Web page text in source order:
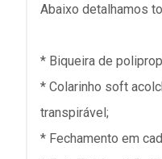
Abaixo detalhamos
* Biqueira de
* Colarinho soft
transpirável;
* Fechamento em